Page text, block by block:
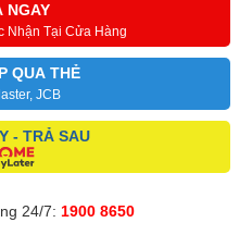
sẽ nhờ công nghệgiặt hơi nước
chế tình trạng quần áo bị nhăn,
NGAY
Nhận Tại Cửa Hàng
QUA THẺ
JCB
- TRẢ SAU
24/7: 1900 8650